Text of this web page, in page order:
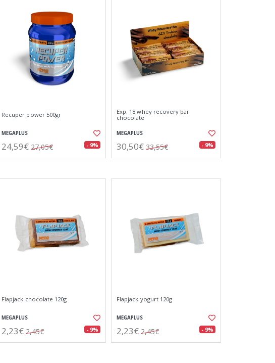
Recuper power 500gr
MEGAPLUS
24,59€ 27,05€ - 9%
Exp. 18 whey recovery bar
chocolate
MEGAPLUS
30,50€ 33,55€ - 9%
Flapjack chocolate 120g
MEGAPLUS
2,23€ 2,45€ - 9%
Flapjack yogurt 120g
MEGAPLUS
2,23€ 2,45€ - 9%